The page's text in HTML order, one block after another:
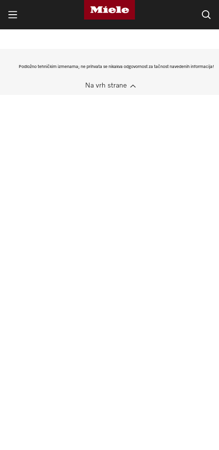
Podložno tehničkim izmenama; ne prihvata se nikakva odgovornost za tačnost navedenih informacija!
Na vrh strane